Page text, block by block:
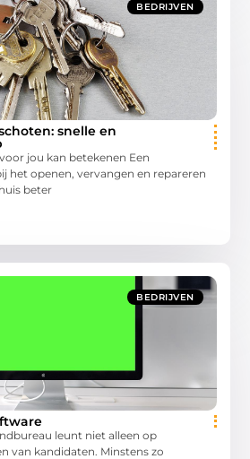
BEDRIJVEN
snelle en
jou kan betekenen Een
het openen, vervangen en repareren
beter
BEDRIJVEN
leunt niet alleen op
van kandidaten. Minstens zo